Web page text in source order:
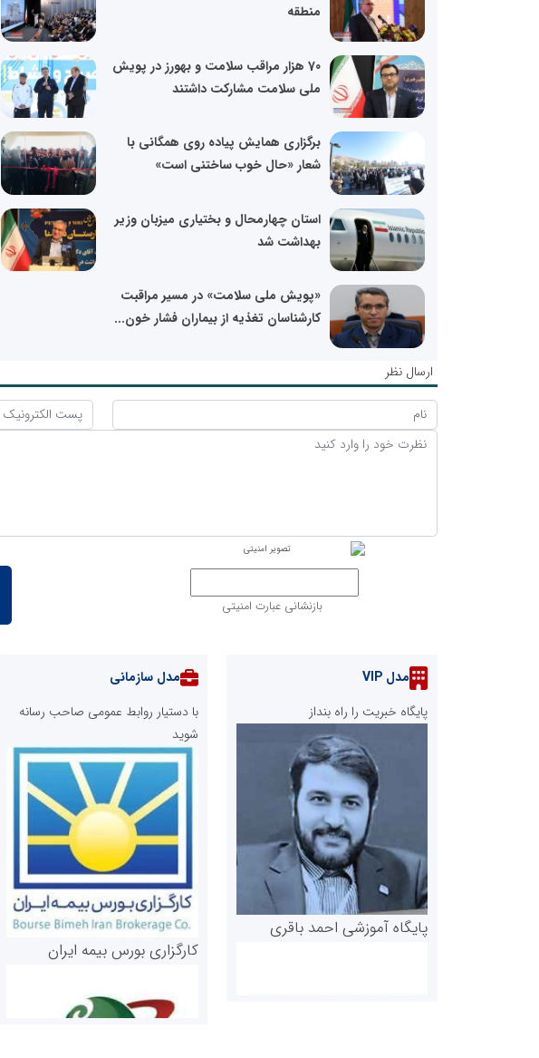
منطقه
70 هزار مراقب سلامت و بهورز در پویش
ملی سلامت مشارکت داشتند
برگزاری همایش پیاده روی همگانی با
شعار «حال خوب ساختنی است»
استان چهارمحال و بختیاری میزبان وزیر
بهداشت شد
«پویش ملی سلامت» در مسیر مراقبت
کارشناسان تغذیه از بیماران فشار خون...
ارسال نظر
بازنشانی عبارت امنیتی
مدل VIP
پایگاه خبریت را راه بنداز
پایگاه آموزشی احمد باقری
مدل سازمانی
با دستیار روابط عمومی صاحب رسانه
شوید
کارگزاری بورس بیمه ایران